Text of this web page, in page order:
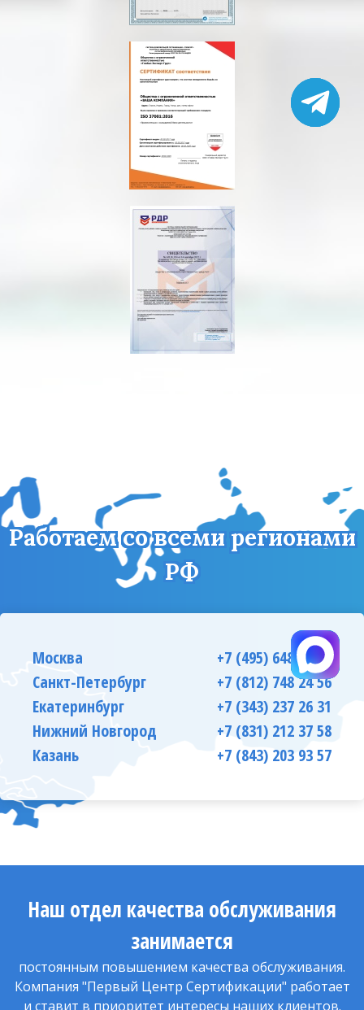
Работаем со всеми регионами
РФ
Москва
+7 (495) 648 66 63
Санкт-Петербург
+7 (812) 748 24 56
Екатеринбург
+7 (343) 237 26 31
Нижний Новгород
+7 (831) 212 37 58
Казань
+7 (843) 203 93 57
Наш отдел качества обслуживания
занимается
постоянным повышением качества обслуживания.
Компания "Первый Центр Сертификации" работает
и ставит в приоритет интересы наших клиентов.